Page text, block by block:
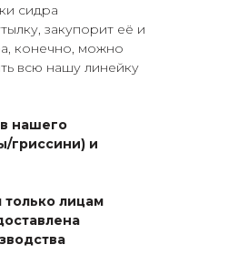
сидра
закупорит её и
конечно, можно
всю нашу линейку
нашего
гриссини) и
только лицам